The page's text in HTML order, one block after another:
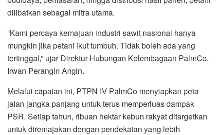
dilibatkan sebagai mitra utama.
“Kami percaya kemajuan industri sawit nasional hanya
mungkin jika petani ikut tumbuh. Tidak boleh ada yang
tertinggal,” ujar Direktur Hubungan Kelembagaan PalmCo,
Irwan Perangin Angin.
Melalui capaian ini, PTPN IV PalmCo menyiapkan peta
jalan jangka panjang untuk terus memperluas dampak
PSR. Setiap tahun, ribuan hektar kebun rakyat ditargetkan
untuk diremajakan dengan pendekatan yang lebih